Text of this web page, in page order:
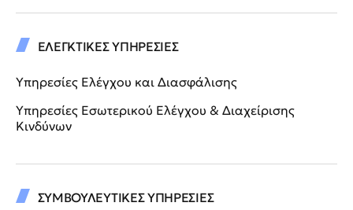
ΕΛΕΓΚΤΙΚΕΣ ΥΠΗΡΕΣΙΕΣ
Υπηρεσίες Ελέγχου και Διασφάλισης
Υπηρεσίες Εσωτερικού Ελέγχου & Διαχείρισης
Κινδύνων
ΣΥΜΒΟΥΛΕΥΤΙΚΕΣ ΥΠΗΡΕΣΙΕΣ